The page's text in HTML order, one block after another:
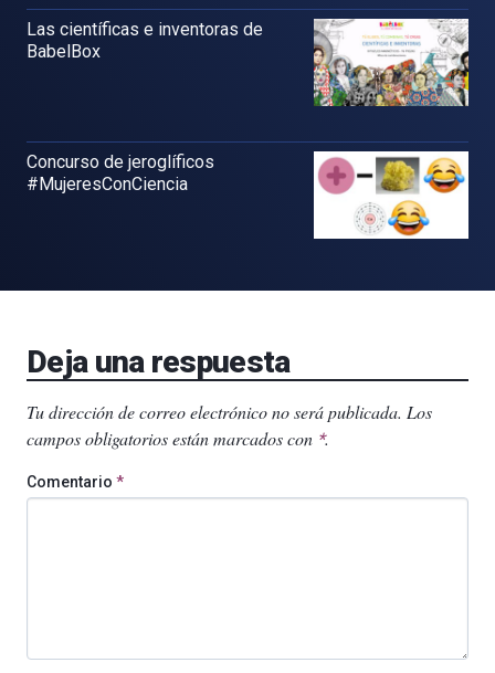
Las científicas e inventoras de
BabelBox
Concurso de jeroglíficos
#MujeresConCiencia
Deja una respuesta
Tu dirección de correo electrónico no será publicada. Los
campos obligatorios están marcados con *.
Comentario *